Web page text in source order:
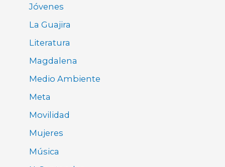
Jóvenes
La Guajira
Literatura
Magdalena
Medio Ambiente
Meta
Movilidad
Mujeres
Música